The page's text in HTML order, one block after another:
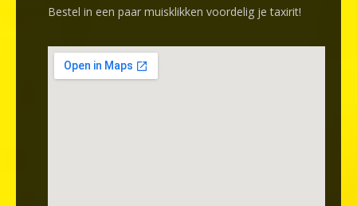
Bestel in een paar muisklikken voordelig je taxirit!